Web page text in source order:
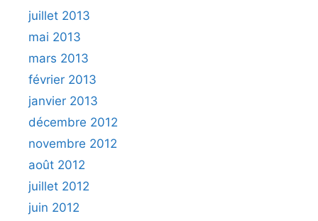
juillet 2013
mai 2013
mars 2013
février 2013
janvier 2013
décembre 2012
novembre 2012
août 2012
juillet 2012
juin 2012